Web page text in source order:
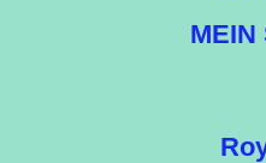
MEIN